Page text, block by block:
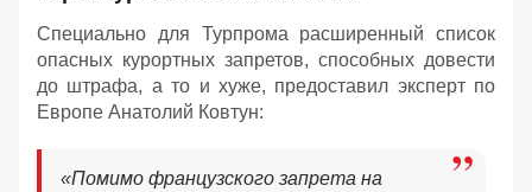
Специально для Турпрома расширенный список
опасных курортных запретов, способных довести
до штрафа, а то и хуже, предоставил эксперт по
Европе Анатолий Ковтун:
«Помимо французского запрета на